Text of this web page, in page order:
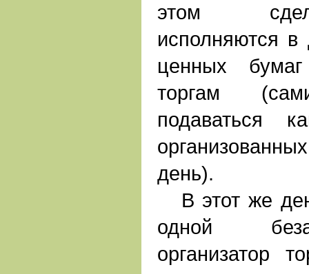
этом
исполняются в
ценных
торгам
подаваться
день).
В этот же
одной
организатор